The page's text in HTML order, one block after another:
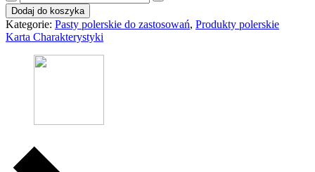
Pasta
polerska
do
szkła
Dodaj do koszyka
Kategorie: Pasty polerskie do zastosowań, Produkty polerskie
Karta Charakterystyki